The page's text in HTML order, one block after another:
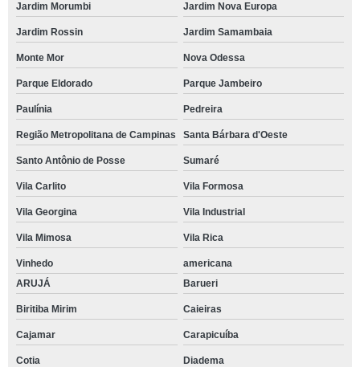
Jardim Morumbi Jardim Nova Europa
Jardim Rossin Jardim Samambaia
Monte Mor Nova Odessa
Parque Eldorado Parque Jambeiro
Paulínia Pedreira
Região Metropolitana de Campinas Santa Bárbara d'Oeste
Santo Antônio de Posse Sumaré
Vila Carlito Vila Formosa
Vila Georgina Vila Industrial
Vila Mimosa Vila Rica
Vinhedo
americana
ARUJÁ
Barueri
Biritiba Mirim Caieiras
Cajamar Carapicuíba
Cotia Diadema